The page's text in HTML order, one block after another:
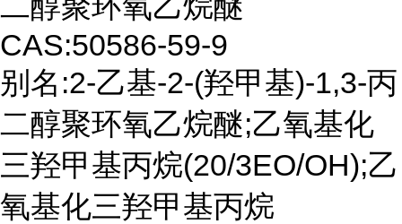
CAS:50586-59-9
别名:2-乙基-2-(羟甲基)-1,3-丙
二醇聚环氧乙烷醚;乙氧基化
三羟甲基丙烷(20/3EO/OH);乙
氧基化三羟甲基丙烷